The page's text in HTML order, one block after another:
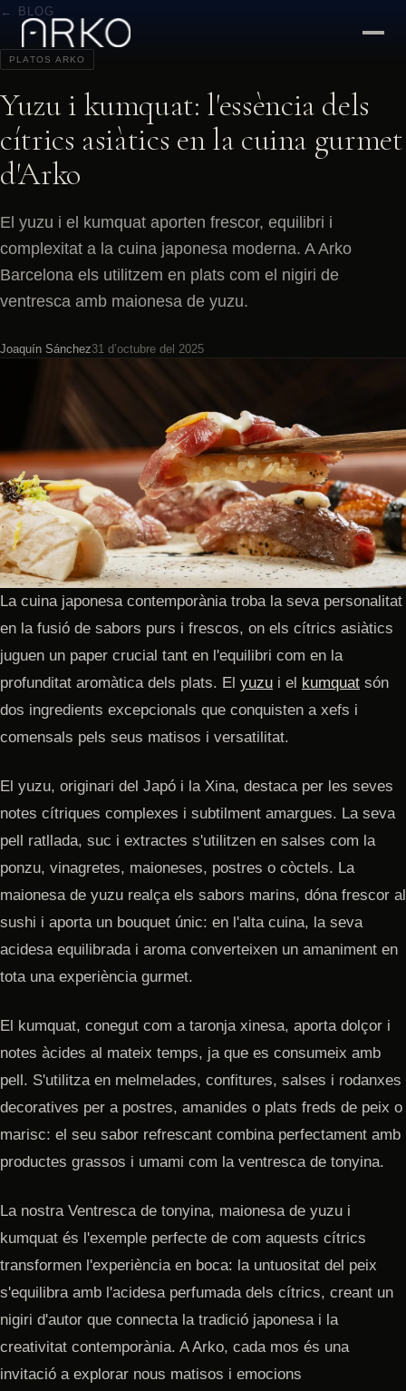
← BLOG
PLATOS ARKO
Yuzu i kumquat: l'essència dels
cítrics asiàtics en la cuina gurmet
d'Arko
El yuzu i el kumquat aporten frescor, equilibri i
complexitat a la cuina japonesa moderna. A Arko
Barcelona els utilitzem en plats com el nigiri de
ventresca amb maionesa de yuzu.
Joaquín Sánchez31 d’octubre del 2025
La cuina japonesa contemporània troba la seva personalitat
en la fusió de sabors purs i frescos, on els cítrics asiàtics
juguen un paper crucial tant en l'equilibri com en la
profunditat aromàtica dels plats. El yuzu i el kumquat són
dos ingredients excepcionals que conquisten a xefs i
comensals pels seus matisos i versatilitat.
El yuzu, originari del Japó i la Xina, destaca per les seves
notes cítriques complexes i subtilment amargues. La seva
pell ratllada, suc i extractes s'utilitzen en salses com la
ponzu, vinagretes, maioneses, postres o còctels. La
maionesa de yuzu realça els sabors marins, dóna frescor al
sushi i aporta un bouquet únic: en l'alta cuina, la seva
acidesa equilibrada i aroma converteixen un amaniment en
tota una experiència gurmet.
El kumquat, conegut com a taronja xinesa, aporta dolçor i
notes àcides al mateix temps, ja que es consumeix amb
pell. S'utilitza en melmelades, confitures, salses i rodanxes
decoratives per a postres, amanides o plats freds de peix o
marisc: el seu sabor refrescant combina perfectament amb
productes grassos i umami com la ventresca de tonyina.
La nostra Ventresca de tonyina, maionesa de yuzu i
kumquat és l'exemple perfecte de com aquests cítrics
transformen l'experiència en boca: la untuositat del peix
s'equilibra amb l'acidesa perfumada dels cítrics, creant un
nigiri d'autor que connecta la tradició japonesa i la
creativitat contemporània. A Arko, cada mos és una
invitació a explorar nous matisos i emocions